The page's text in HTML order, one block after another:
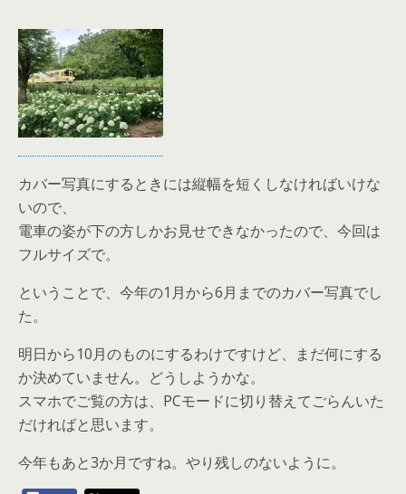
カバー写真にするときには縦幅を短くしなければいけな
いので、
電車の姿が下の方しかお見せできなかったので、今回は
フルサイズで。
ということで、今年の1月から6月までのカバー写真でし
た。
明日から10月のものにするわけですけど、まだ何にする
か決めていません。どうしようかな。
スマホでご覧の方は、PCモードに切り替えてごらんいた
だければと思います。
今年もあと3か月ですね。やり残しのないように。